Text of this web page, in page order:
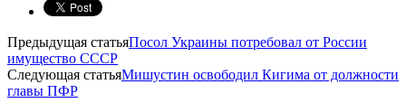
Предыдущая статьяПосол Украины потребовал от России
имущество СССР
Следующая статьяМишустин освободил Кигима от должности
главы ПФР